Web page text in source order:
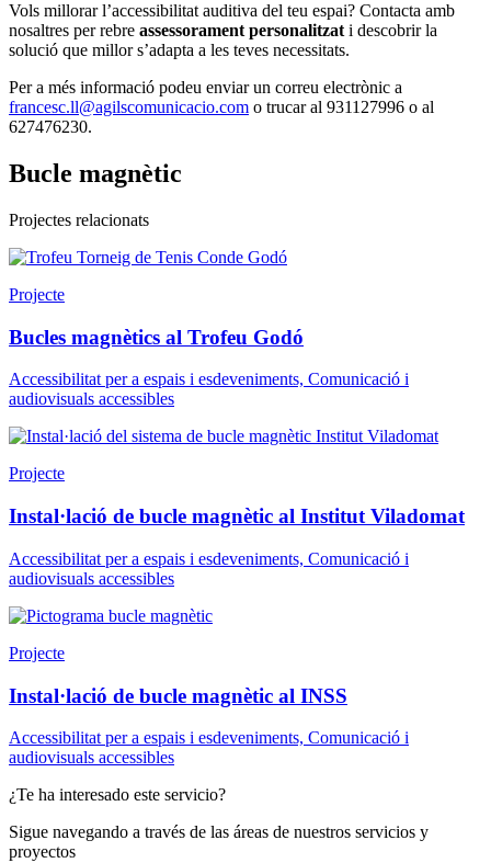
Vols millorar l’accessibilitat auditiva del teu espai? Contacta amb
nosaltres per rebre assessorament personalitzat i descobrir la
solució que millor s’adapta a les teves necessitats.
Per a més informació podeu enviar un correu electrònic a
francesc.ll@agilscomunicacio.com o trucar al 931127996 o al
627476230.
Bucle magnètic
Projectes relacionats
Projecte
Bucles magnètics al Trofeu Godó
Accessibilitat per a espais i esdeveniments, Comunicació i
audiovisuals accessibles
Projecte
Instal·lació de bucle magnètic al Institut Viladomat
Accessibilitat per a espais i esdeveniments, Comunicació i
audiovisuals accessibles
Projecte
Instal·lació de bucle magnètic al INSS
Accessibilitat per a espais i esdeveniments, Comunicació i
audiovisuals accessibles
¿Te ha interesado este servicio?
Sigue navegando a través de las áreas de nuestros servicios y
proyectos